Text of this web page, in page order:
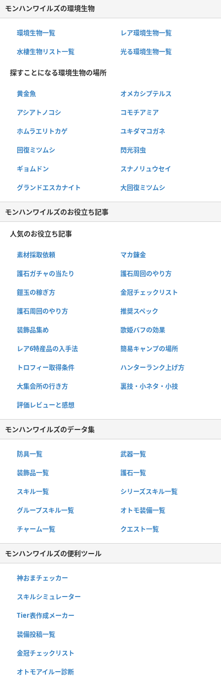
モンハンワイルズの環境生物
環境生物一覧 レア環境生物一覧
水棲生物リスト一覧 光る環境生物一覧
探すことになる環境生物の場所
黄金魚 オメカシプテルス
アシアトノコシ コモチアミア
ホムラエリトカゲ ユキダマコガネ
回復ミツムシ 閃光羽虫
ギョムドン スナノリュウセイ
グランドエスカナイト 大回復ミツムシ
モンハンワイルズのお役立ち記事
人気のお役立ち記事
素材採取依頼 マカ錬金
護石ガチャの当たり 護石周回のやり方
鎧玉の稼ぎ方 金冠チェックリスト
護石周回のやり方 推奨スペック
装飾品集め 歌姫バフの効果
レア6特産品の入手法 簡易キャンプの場所
トロフィー取得条件 ハンターランク上げ方
大集会所の行き方 裏技・小ネタ・小技
評価レビューと感想
モンハンワイルズのデータ集
防具一覧 武器一覧
装飾品一覧 護石一覧
スキル一覧 シリーズスキル一覧
グループスキル一覧 オトモ装備一覧
チャーム一覧 クエスト一覧
モンハンワイルズの便利ツール
神おまチェッカー
スキルシミュレーター
Tier表作成メーカー
装備投稿一覧
金冠チェックリスト
オトモアイルー診断